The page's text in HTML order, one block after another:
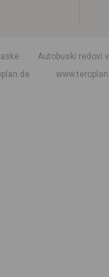
Autobuski redovi